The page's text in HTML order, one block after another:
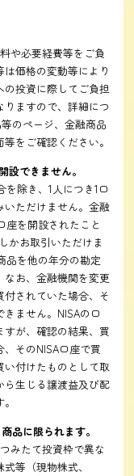
や必要経費等をご負
価格の変動等により
の投資に際してご負担
ますので、詳細につ
のページ、金融商品
をご確認ください。
設できません。
除き、1人につき1口
ただけません。金融
座を開設されたこと
かお取引いただけま
品を他の年分の勘定
お、金融機関を変更
されていた場合、そ
ません。NISAの口
が、確認の結果、買
そのNISA口座で買
い付けたものとして取
ら生じる譲渡益及び配
品に限られます。
みたて投資枠で異な
等（現物株式、